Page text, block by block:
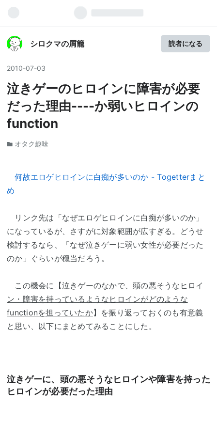
シロクマの屑籠 読者になる
2010-07-03
泣きゲーのヒロインに障害が必要
だった理由----か弱いヒロインの
function
オタク趣味
何故エロゲヒロインに白痴が多いのか - Togetterまと
め
リンク先は「なぜエロゲヒロインに白痴が多いのか」
になっているが、さすがに対象範囲が広すぎる。どうせ
検討するなら、「なぜ泣きゲーに弱い女性が必要だった
のか」ぐらいが穏当だろう。
この機会に【泣きゲーのなかで、頭の悪そうなヒロイ
ン・障害を持っているようなヒロインがどのような
functionを担っていたか】を振り返っておくのも有意義
と思い、以下にまとめてみることにした。
泣きゲーに、頭の悪そうなヒロインや障害を持った
ヒロインが必要だった理由